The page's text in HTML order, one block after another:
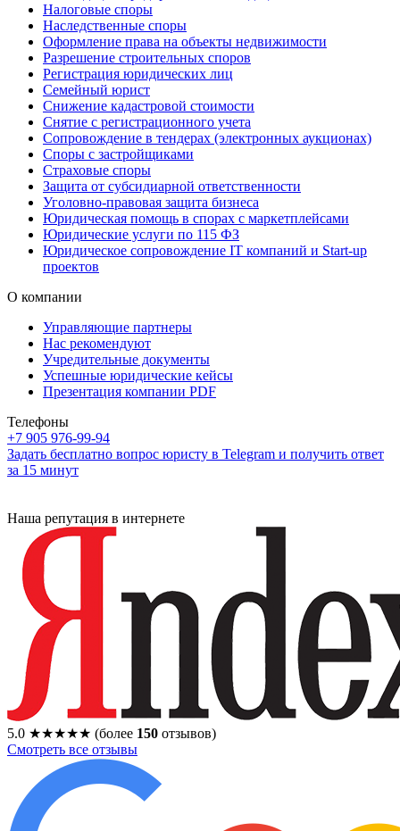
Налоговые споры
Наследственные споры
Оформление права на объекты недвижимости
Разрешение строительных споров
Регистрация юридических лиц
Семейный юрист
Снижение кадастровой стоимости
Снятие с регистрационного учета
Сопровождение в тендерах (электронных аукционах)
Споры с застройщиками
Страховые споры
Защита от субсидиарной ответственности
Уголовно-правовая защита бизнеса
Юридическая помощь в спорах с маркетплейсами
Юридические услуги по 115 ФЗ
Юридическое сопровождение IT компаний и Start-up
проектов
О компании
Управляющие партнеры
Нас рекомендуют
Учредительные документы
Успешные юридические кейсы
Презентация компании PDF
Телефоны
+7 905 976-99-94
Задать бесплатно вопрос юристу в Telegram и получить ответ
за 15 минут
Наша репутация в интернете
5.0 ★★★★★ (более 150 отзывов)
Смотреть все отзывы